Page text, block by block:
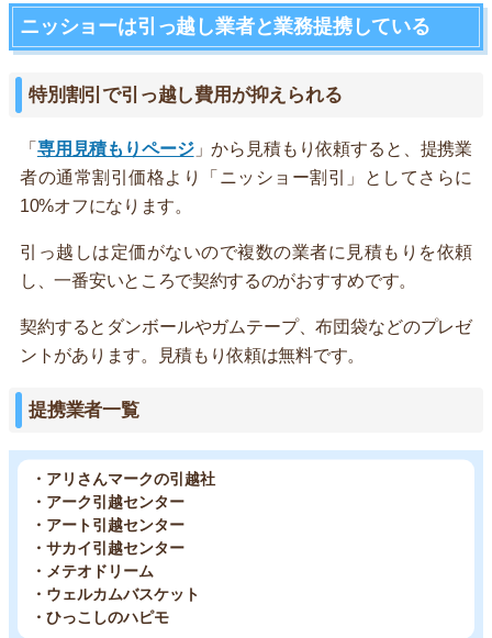
ニッショーは引っ越し業者と業務提携している
特別割引で引っ越し費用が抑えられる
「 専用見積もりページ」から見積もり依頼すると、提携業
者の通常割引価格より「ニッショー割引」としてさらに
10%オフになります。
引っ越しは定価がないので複数の業者に見積もりを依頼
し、一番安いところで契約するのがおすすめです。
契約するとダンボールやガムテープ、布団袋などのプレゼ
ントがあります。見積もり依頼は無料です。
提携業者一覧
・アリさんマークの引越社
・アーク引越センター
・アート引越センター
・サカイ引越センター
・メテオドリーム
・ウェルカムバスケット
・ひっこしのハピモ